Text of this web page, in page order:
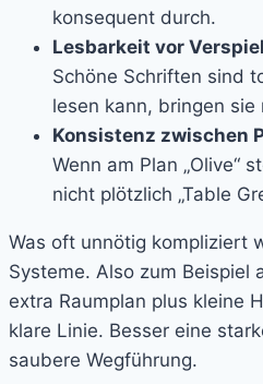
konsequent durch.
Lesbarkeit vor
Schöne Schriften sind
lesen kann, bringen sie
Konsistenz zwischen
Wenn am Plan „Olive“
nicht plötzlich „Table
Was oft unnötig kompliziert
Systeme. Also zum Beispiel
extra Raumplan plus kleine
klare Linie. Besser eine
saubere Wegführung.